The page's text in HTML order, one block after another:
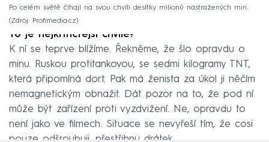
Po celém světě číhají na svou chvíli desítky milionů nastražených min.
Zdroj: Profimedia.cz
To je nejkritičtější chvíle?
K ní se teprve blížíme. Řekněme, že šlo opravdu o
minu. Ruskou protitankovou, se sedmi kilogramy TNT,
která připomíná dort. Pak má ženista za úkol ji něčím
nemagnetickým obnažit. Dát pozor na to, že pod ní
může být zařízení proti vyzdvižení. Ne, opravdu to
není jako ve filmech. Situace se nevyřeší tím, že cosi
pouze odšroubuji, přestřihnu drátek.